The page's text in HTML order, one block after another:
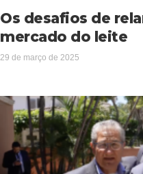
Os desafios de
mercado do leite
29 de março de 2025